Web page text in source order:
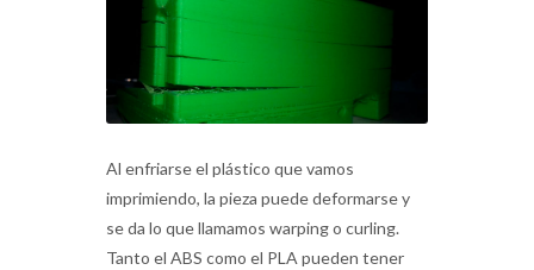
Al enfriarse el plástico que vamos
imprimiendo, la pieza puede deformarse y
se da lo que llamamos warping o curling.
Tanto el ABS como el PLA pueden tener